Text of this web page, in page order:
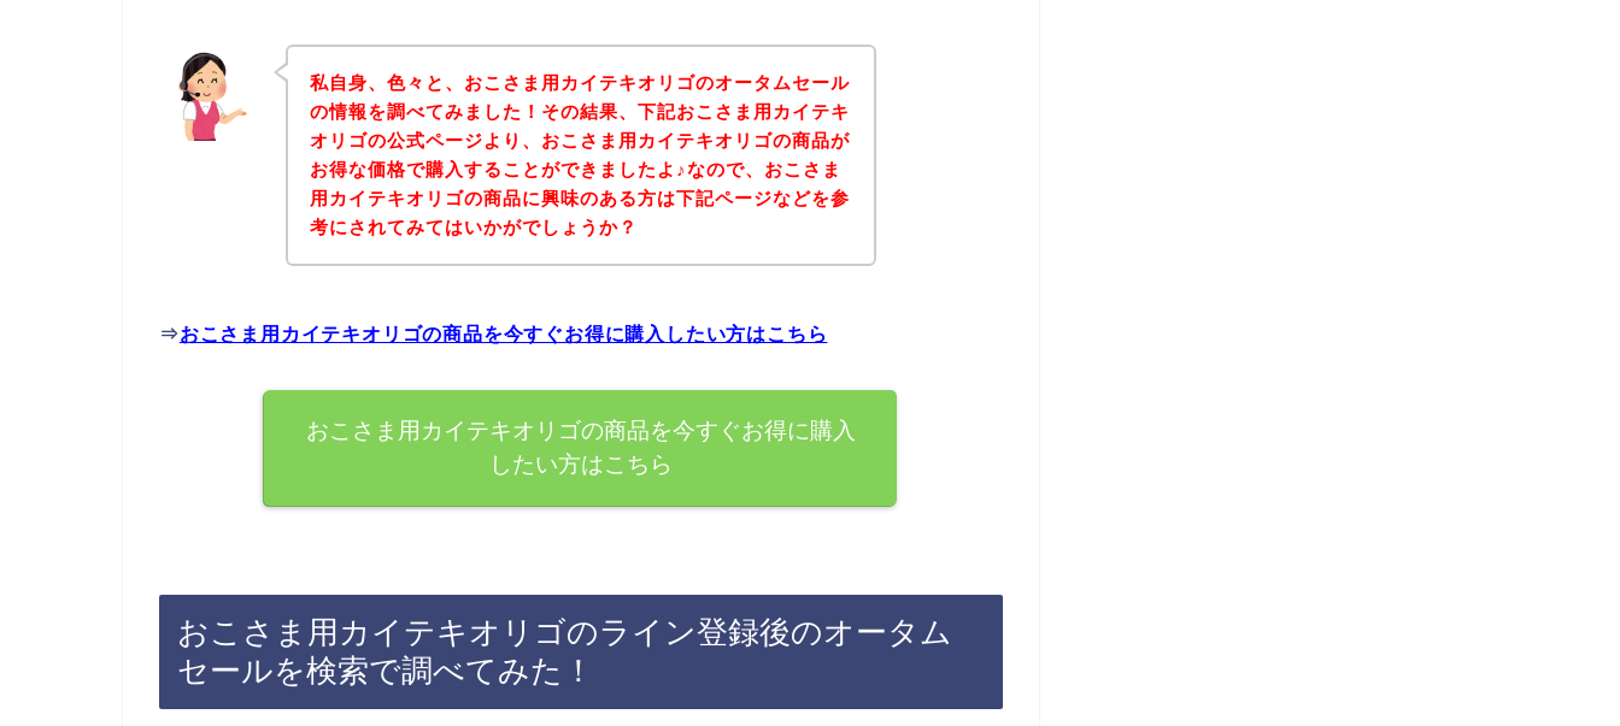
私自身、色々と、おこさま用カイテキオリゴのオータムセール
の情報を調べてみました！その結果、下記おこさま用カイテキ
オリゴの公式ページより、おこさま用カイテキオリゴの商品が
お得な価格で購入することができましたよ♪なので、おこさま
用カイテキオリゴの商品に興味のある方は下記ページなどを参
考にされてみてはいかがでしょうか？
⇒おこさま用カイテキオリゴの商品を今すぐお得に購入したい方はこちら
おこさま用カイテキオリゴの商品を今すぐお得に購入
したい方はこちら
おこさま用カイテキオリゴのライン登録後のオータム
セールを検索で調べてみた！